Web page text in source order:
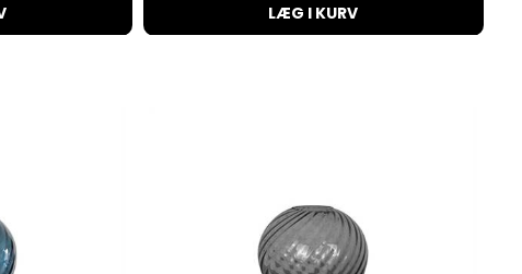
LÆG I KURV